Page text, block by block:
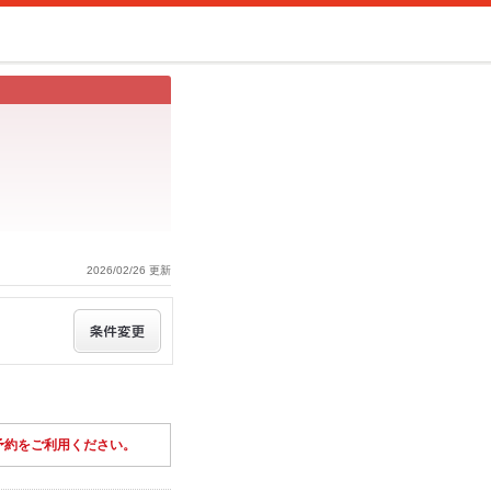
2026/02/26 更新
をご利用ください。